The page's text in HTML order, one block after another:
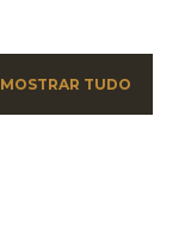
MOSTRAR TUDO